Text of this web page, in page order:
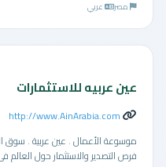
مصر
عربي
عين عربيه للاستثمارات
http://www.AinArabia.com
موسوعة الأعمال . عين عربية . سوق
فرص التصدير والاستثمار حول العالم فى